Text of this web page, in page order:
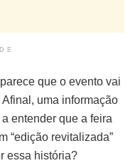
que o evento vai
Afinal, uma informação
entender que a feira
“edição revitalizada”
essa história?